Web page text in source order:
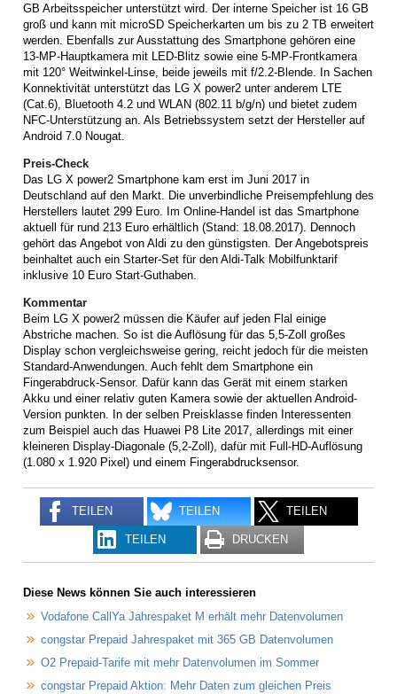
GB Arbeitsspeicher unterstützt wird. Der interne Speicher ist 16 GB
groß und kann mit microSD Speicherkarten um bis zu 2 TB erweitert
werden. Ebenfalls zur Ausstattung des Smartphone gehören eine
13-MP-Hauptkamera mit LED-Blitz sowie eine 5-MP-Frontkamera
mit 120° Weitwinkel-Linse, beide jeweils mit f/2.2-Blende. In Sachen
Konnektivität unterstützt das LG X power2 unter anderem LTE
(Cat.6), Bluetooth 4.2 und WLAN (802.11 b/g/n) und bietet zudem
NFC-Unterstützung an. Als Betriebssystem setzt der Hersteller auf
Android 7.0 Nougat.
Preis-Check
Das LG X power2 Smartphone kam erst im Juni 2017 in
Deutschland auf den Markt. Die unverbindliche Preisempfehlung des
Herstellers lautet 299 Euro. Im Online-Handel ist das Smartphone
aktuell für rund 213 Euro erhältlich (Stand: 18.08.2017). Dennoch
gehört das Angebot von Aldi zu den günstigsten. Der Angebotspreis
beinhaltet auch ein Starter-Set für den Aldi-Talk Mobilfunktarif
inklusive 10 Euro Start-Guthaben.
Kommentar
Beim LG X power2 müssen die Käufer auf jeden Flal einige
Abstriche machen. So ist die Auflösung für das 5,5-Zoll großes
Display schon vergleichsweise gering, reicht jedoch für die meisten
Standard-Anwendungen. Auch fehlt dem Smartphone ein
Fingerabdruck-Sensor. Dafür kann das Gerät mit einem starken
Akku und einer relativ guten Kamera sowie der aktuellen Android-
Version punkten. In der selben Preisklasse finden Interessenten
zum Beispiel auch das Huawei P8 Lite 2017, allerdings mit einer
kleineren Display-Diagonale (5,2-Zoll), dafür mit Full-HD-Auflösung
(1.080 x 1.920 Pixel) und einem Fingerabdrucksensor.
TEILEN TEILEN TEILEN
TEILEN DRUCKEN
Diese News können Sie auch interessieren
Vodafone CallYa Jahrespaket M erhält mehr Datenvolumen
congstar Prepaid Jahrespaket mit 365 GB Datenvolumen
O2 Prepaid-Tarife mit mehr Datenvolumen im Sommer
congstar Prepaid Aktion: Mehr Daten zum gleichen Preis